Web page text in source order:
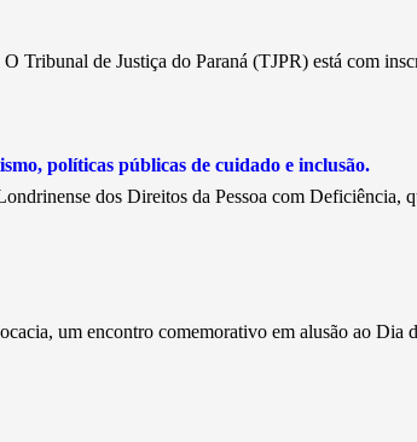
Tribunal de Justiça do Paraná (TJPR) está com
políticas públicas de cuidado e inclusão.
dos Direitos da Pessoa com Deficiência,
um encontro comemorativo em alusão ao